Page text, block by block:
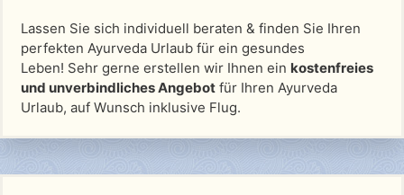
Lassen Sie sich individuell beraten & finden Sie Ihren
perfekten Ayurveda Urlaub für ein gesundes
Leben! Sehr gerne erstellen wir Ihnen ein kostenfreies
und unverbindliches Angebot für Ihren Ayurveda
Urlaub, auf Wunsch inklusive Flug.